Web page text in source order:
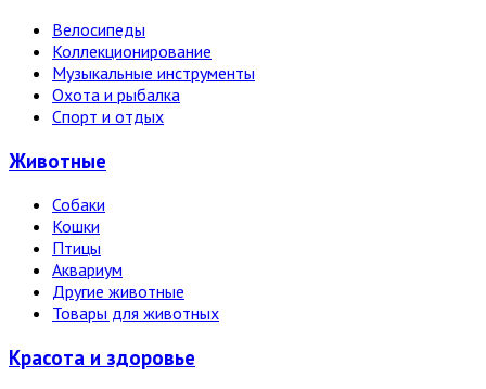
Велосипеды
Коллекционирование
Музыкальные инструменты
Охота и рыбалка
Спорт и отдых
Животные
Собаки
Кошки
Птицы
Аквариум
Другие животные
Товары для животных
Красота и здоровье